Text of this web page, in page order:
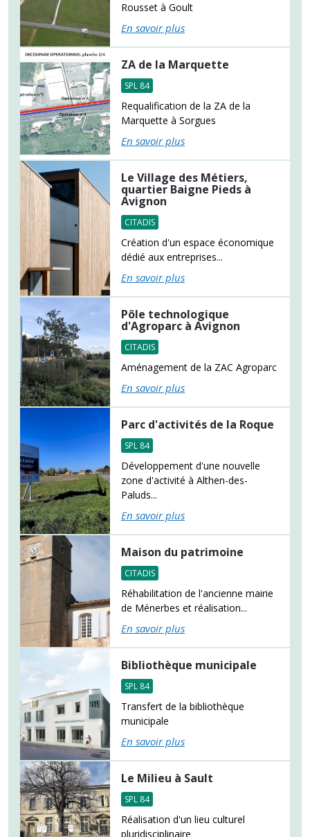
Rousset à Goult
En savoir plus
ZA de la Marquette
SPL 84
Requalification de la ZA de la
Marquette à Sorgues
En savoir plus
Le Village des Métiers,
quartier Baigne Pieds à
Avignon
CITADIS
Création d'un espace économique
dédié aux entreprises...
En savoir plus
Pôle technologique
d'Agroparc à Avignon
CITADIS
Aménagement de la ZAC Agroparc
En savoir plus
Parc d'activités de la Roque
SPL 84
Développement d'une nouvelle
zone d'activité à Althen-des-
Paluds...
En savoir plus
Maison du patrimoine
CITADIS
Réhabilitation de l'ancienne mairie
de Ménerbes et réalisation...
En savoir plus
Bibliothèque municipale
SPL 84
Transfert de la bibliothèque
municipale
En savoir plus
Le Milieu à Sault
SPL 84
Réalisation d'un lieu culturel
pluridisciplinaire